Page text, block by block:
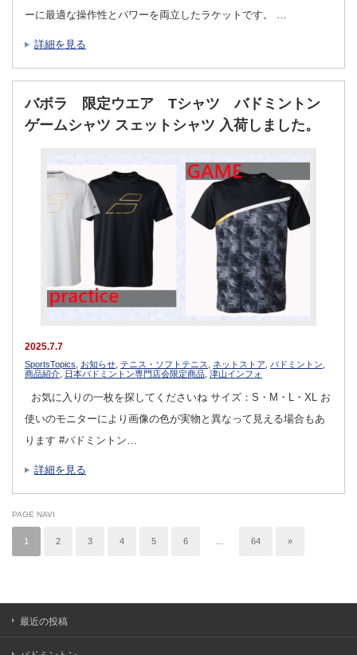
ーに最適な操作性とパワーを両立したラケットです。 …
詳細を見る
バボラ 限定ウエア Tシャツ バドミントン
ゲームシャツ スェットシャツ 入荷しました。
2025.7.7
SportsTopics お知らせ テニス・ソフトテニス ネットストア バドミントン
商品紹介
日本バドミントン専門店会限定商品 津山インフォ
お気に入りの一枚を探してくださいね サイズ：S・M・L・XL お
使いのモニターにより画像の色が実物と異なって見える場合もあ
ります #バドミントン…
詳細を見る
PAGE NAVI
1 2 3 4 5 6 64 »
最近の投稿